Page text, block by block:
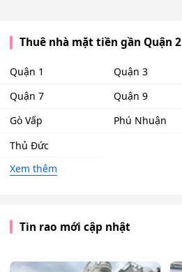
Thuê nhà mặt tiền gần Quận 2
Quận 1 Quận 3
Quận 7
Quận 9
Gò Vấp
Phú Nhuận
Thủ Đức
Xem thêm
Tin rao mới cập nhật